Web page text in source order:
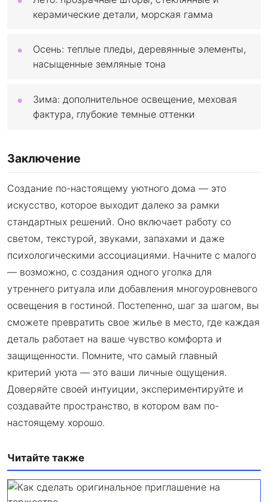
керамические детали, морская гамма
Осень: теплые пледы, деревянные элементы,
насыщенные земляные тона
Зима: дополнительное освещение, меховая
фактура, глубокие темные оттенки
Заключение
Создание по-настоящему уютного дома — это
искусство, которое выходит далеко за рамки
стандартных решений. Оно включает работу со
светом, текстурой, звуками, запахами и даже
психологическими ассоциациями. Начните с малого
— возможно, с создания одного уголка для
утреннего ритуала или добавления многоуровневого
освещения в гостиной. Постепенно, шаг за шагом, вы
сможете превратить свое жилье в место, где каждая
деталь работает на ваше чувство комфорта и
защищенности. Помните, что самый главный
критерий уюта — это ваши личные ощущения.
Доверяйте своей интуиции, экспериментируйте и
создавайте пространство, в котором вам по-
настоящему хорошо.
Читайте также